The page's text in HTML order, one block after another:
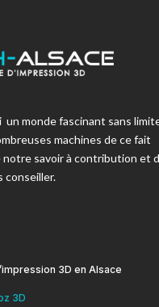
monde fascinant sans
machines de ce fait
savoir à contribution et
conseiller.
3D en Alsace
3D